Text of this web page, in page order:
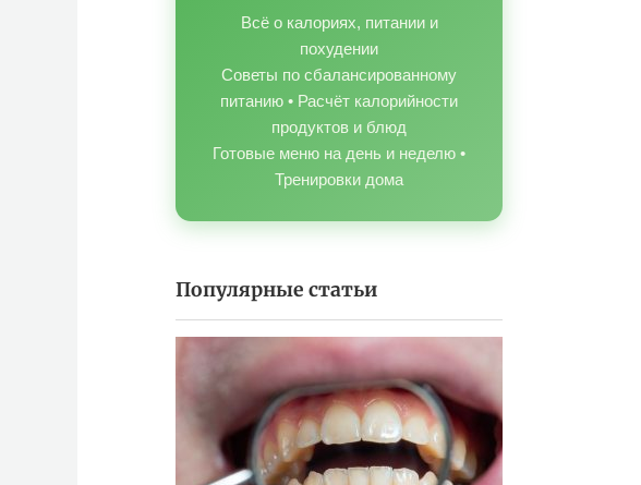
Всё о калориях, питании и
похудении
Советы по сбалансированному
питанию • Расчёт калорийности
продуктов и блюд
Готовые меню на день и неделю •
Тренировки дома
Популярные статьи